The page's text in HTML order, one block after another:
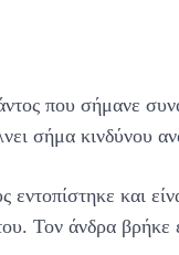
που σήμανε
σήμα κινδύνου
εντοπίστηκε και
Τον άνδρα